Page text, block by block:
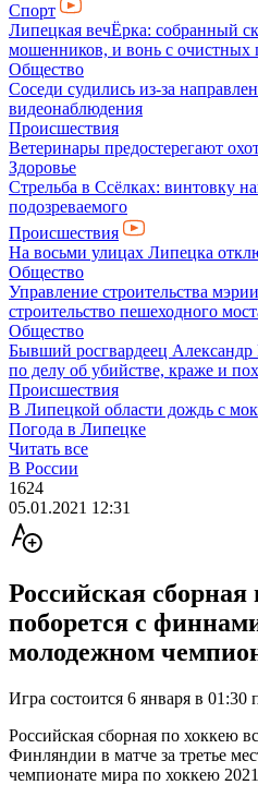
Спорт
Липецкая вечЁрка: собранный
мошенников, и вонь с очистных
Общество
Соседи судились из-за
видеонаблюдения
Происшествия
Ветеринары предостерегают
Здоровье
Стрельба в Ссёлках: винтовку
подозреваемого
Происшествия
На восьми улицах Липецка
Общество
Управление строительства
строительство пешеходного
Общество
Бывший росгвардеец Александр
по делу об убийстве, краже и
Происшествия
В Липецкой области дождь с
Погода в Липецке
Читать все
В России
1624
05.01.2021 12:31
Российская сборная
поборется с
молодежном
Игра состоится 6 января в
Российская сборная по хоккею
Финляндии в матче за третье
чемпионате мира по хоккею